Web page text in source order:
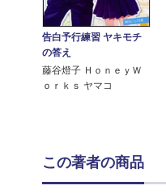
告白予行練習 ヤキモチ
の答え
藤谷燈子 ＨｏｎｅｙＷ
ｏｒｋｓ ヤマコ
この著者の商品